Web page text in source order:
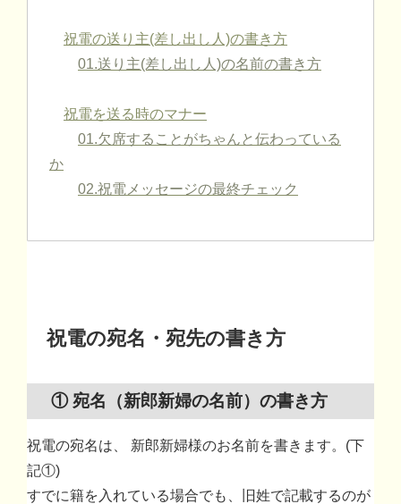
祝電の送り主(差し出し人)の書き方
01.送り主(差し出し人)の名前の書き方
祝電を送る時のマナー
01.欠席することがちゃんと伝わっている
か
02.祝電メッセージの最終チェック
祝電の宛名・宛先の書き方
① 宛名（新郎新婦の名前）の書き方
祝電の宛名は、 新郎新婦様のお名前を書きます。(下
記①)
すでに籍を入れている場合でも、旧姓で記載するのが